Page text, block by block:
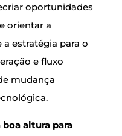
oportunidades
orientar a
a estratégia para o
e fluxo
mudança
altura para